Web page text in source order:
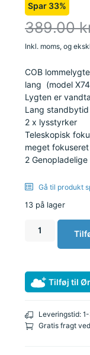
Spar 33%
389.00
Inkl. moms, og
COB
lang (model
Lygten er
Lang standbytid
2 x lysstyrker
Teleskopisk
meget
2
Gå til produkt
13 på lager
Tilføj til
Leveringstid:
Gratis fragt